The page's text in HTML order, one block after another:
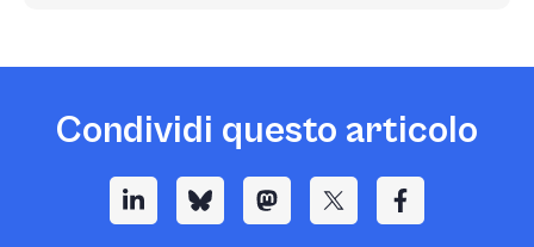
Condividi questo articolo